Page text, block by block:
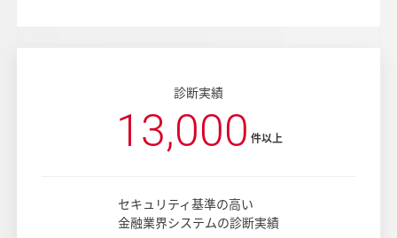
診断実績
13,000 件以上
セキュリティ基準の高い
金融業界システムの診断実績